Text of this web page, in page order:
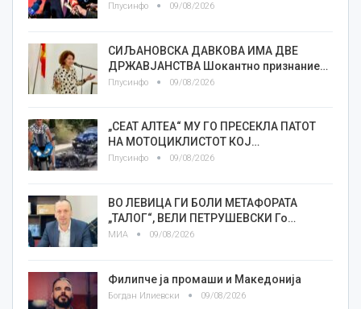
Плусинфо 09/08/2026
СИЉАНОВСКА ДАВКОВА ИМА ДВЕ
ДРЖАВЈАНСТВА Шокантно признание…
Плусинфо 09/08/2026
„СЕАТ АЛТЕА“ МУ ГО ПРЕСЕКЛА ПАТОТ
НА МОТОЦИКЛИСТОТ КОЈ…
Плусинфо 09/08/2026
ВО ЛЕВИЦА ГИ БОЛИ МЕТАФОРАТА
„ТАЛОГ“, ВЕЛИ ПЕТРУШЕВСКИ Го…
МИА 09/08/2026
Филипче ја промаши и Македонија
Богдан Илиевски 09/08/2026